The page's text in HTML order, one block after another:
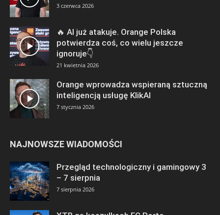
3 czerwca 2026
🔥 AI już atakuje. Orange Polska
potwierdza coś, co wielu jeszcze
ignoruje👇
21 kwietnia 2026
Orange wprowadza wspieraną sztuczną
inteligencją usługę KlikAI
7 stycznia 2026
NAJNOWSZE WIADOMOŚCI
Przegląd technologiczny i gamingowy 3
– 7 sierpnia
7 sierpnia 2026